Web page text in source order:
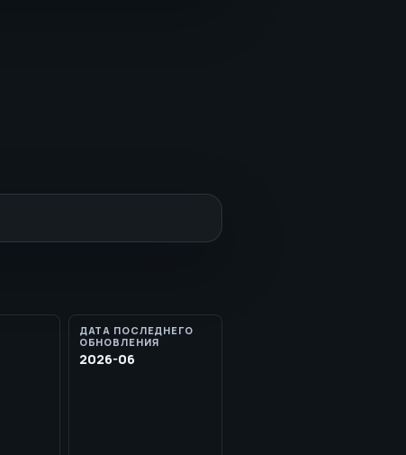
ДАТА ПОСЛЕДНЕГО
ОБНОВЛЕНИЯ
2026-06